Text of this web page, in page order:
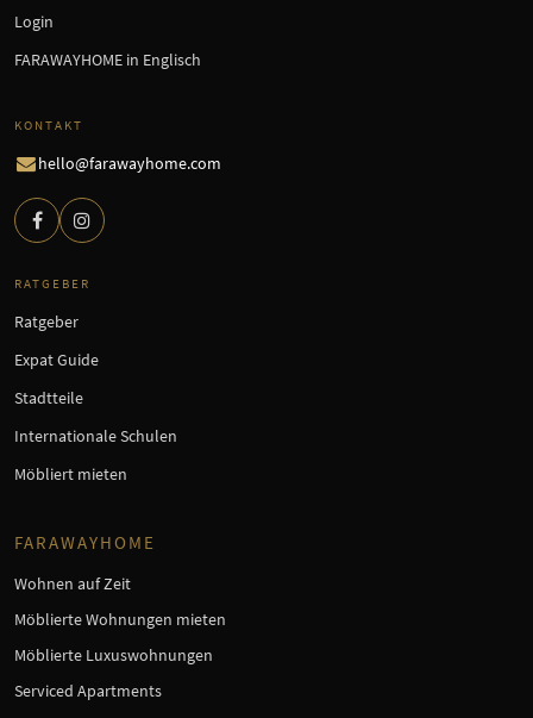
Login
FARAWAYHOME in Englisch
KONTAKT
hello@farawayhome.com
RATGEBER
Ratgeber
Expat Guide
Stadtteile
Internationale Schulen
Möbliert mieten
FARAWAYHOME
Wohnen auf Zeit
Möblierte Wohnungen mieten
Möblierte Luxuswohnungen
Serviced Apartments